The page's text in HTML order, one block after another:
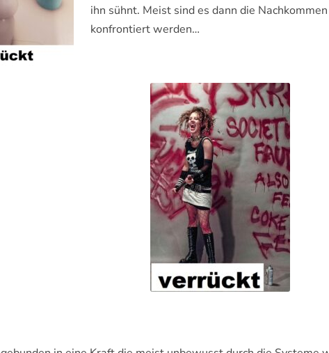
ihn sühnt. Meist sind es dann die
konfrontiert werden…